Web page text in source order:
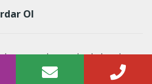
Ol
haberdar